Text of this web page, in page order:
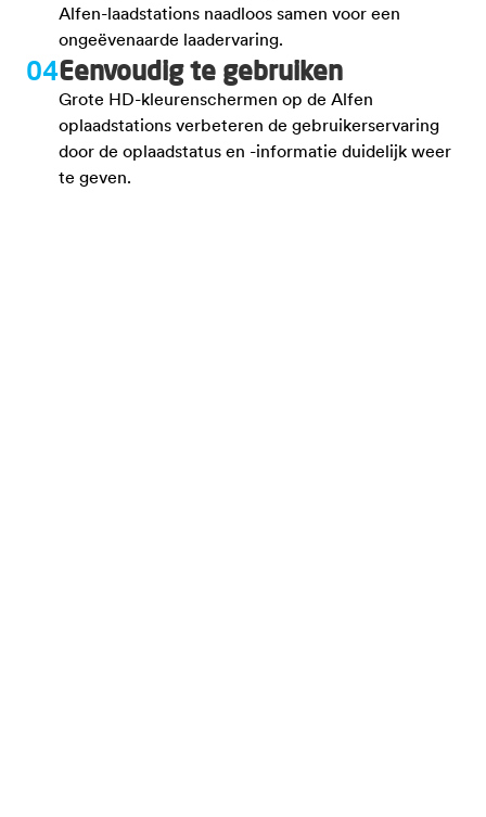
Alfen-laadstations naadloos samen voor een
ongeëvenaarde laadervaring.
04Eenvoudig te gebruiken
Grote HD-kleurenschermen op de Alfen
oplaadstations verbeteren de gebruikerservaring
door de oplaadstatus en -informatie duidelijk weer
te geven.